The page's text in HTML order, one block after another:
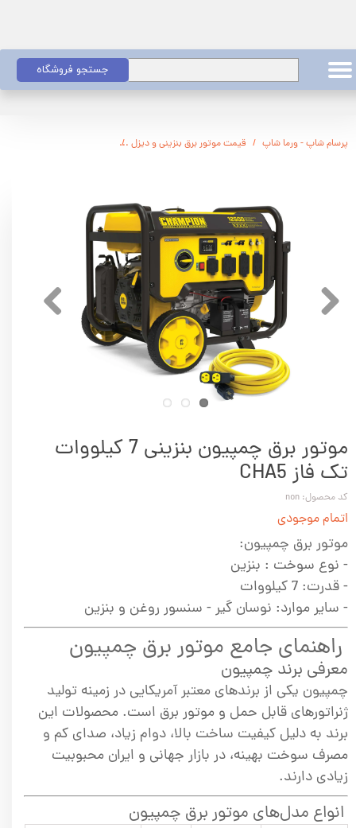
جستجو فروشگاه
پرسام شاپ - ورما شاپ قیمت موتور برق بنزینی و دیزل
موتور برق چمپیون بنزینی 7 کیلووات
تک فاز CHA5
کد محصول: non
اتمام موجودی
موتور برق چمپیون:
- نوع سوخت :‌ بنزین
- قدرت:‌ 7 کیلووات
- سایر موارد:‌ نوسان گیر - سنسور روغن و بنزین
راهنمای جامع موتور برق چمپیون
معرفی برند چمپیون
چمپیون یکی از برندهای معتبر آمریکایی در زمینه تولید
ژنراتورهای قابل حمل و موتور برق است. محصولات این
برند به دلیل کیفیت ساخت بالا، دوام زیاد، صدای کم و
مصرف سوخت بهینه، در بازار جهانی و ایران محبوبیت
زیادی دارند.
انواع مدل‌های موتور برق چمپیون